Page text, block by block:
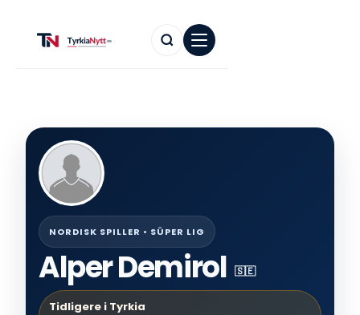
NORDISK SPILLER • SÜPER LIG
Alper Demirol 🇸🇪
Tidligere i Tyrkia